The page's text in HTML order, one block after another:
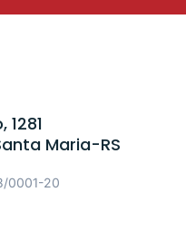
1281
Maria-RS
0001-20